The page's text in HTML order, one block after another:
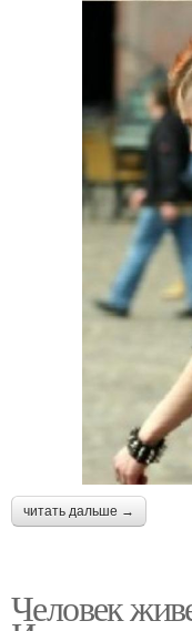
читать дальше →
Человек